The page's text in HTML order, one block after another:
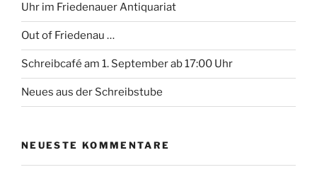
Uhr im Friedenauer Antiquariat
Out of Friedenau …
Schreibcafé am 1. September ab 17:00 Uhr
Neues aus der Schreibstube
NEUESTE KOMMENTARE